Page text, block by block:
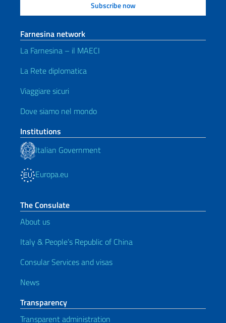
Farnesina network
La Farnesina – il MAECI
La Rete diplomatica
Viaggiare sicuri
Dove siamo nel mondo
Institutions
Italian Government
Europa.eu
The Consulate
About us
Italy & People’s Republic of China
Consular Services and visas
News
Transparency
Transparent administration